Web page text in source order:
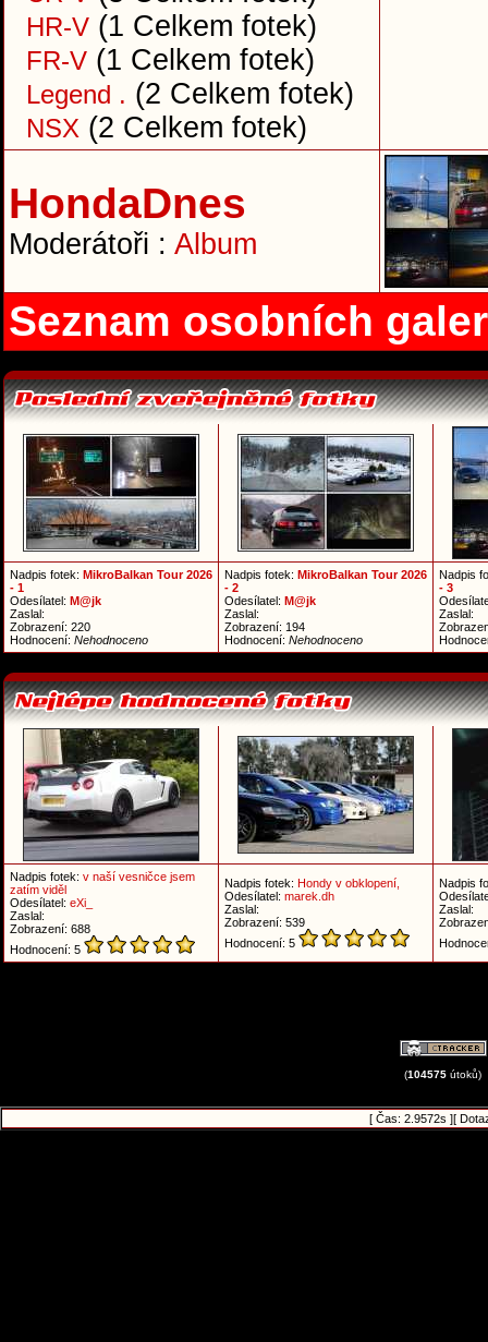
HR-V (1 Celkem fotek)
FR-V (1 Celkem fotek)
Legend . (2 Celkem fotek)
NSX (2 Celkem fotek)
HondaDnes
Moderátoři : Album
Seznam osobních
Nadpis fotek: MikroBalkan Tour 2026
- 1
Odesílatel: M@jk
Zaslal:
Zobrazení: 220
Hodnocení: Nehodnoceno
Nadpis fotek: MikroBalkan Tour 2026
- 2
Odesílatel: M@jk
Zaslal:
Zobrazení: 194
Hodnocení: Nehodnoceno
Nadpis
- 3
Zaslal:
Nadpis fotek: v naší vesničce jsem
zatím viděl
Odesílatel: eXi_
Zaslal:
Zobrazení: 688
Hodnocení: 5
Nadpis fotek: Hondy v obklopení,
Odesílatel: marek.dh
Zaslal:
Zobrazení: 539
Hodnocení: 5
Nadpis
Zaslal:
(104575 útoků)
[ Čas: 2.9572s ][